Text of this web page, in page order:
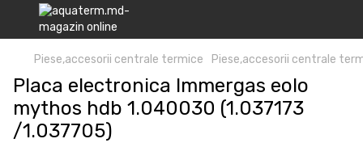
Piese,accesorii centrale termice Piese,accesorii centrale
Placa electronica Immergas eolo
mythos hdb 1.040030 (1.037173
/1.037705)